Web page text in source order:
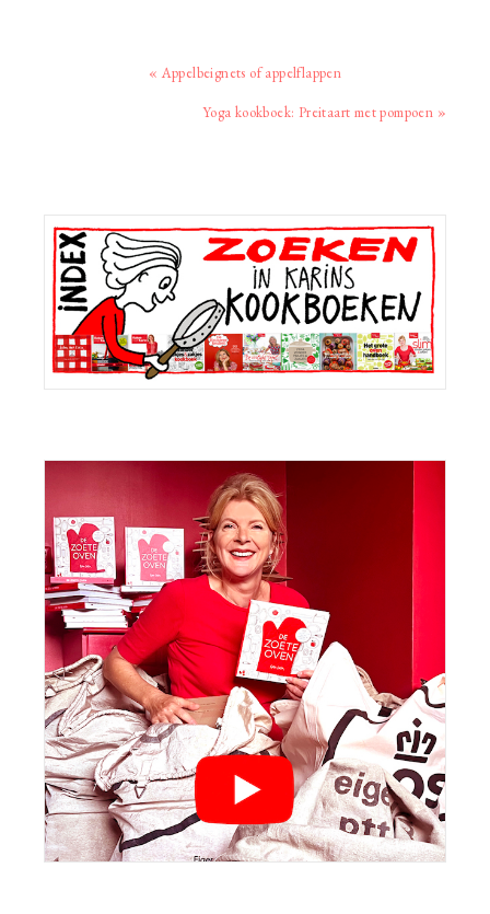
Vorig
« Appelbeignets of appelflappen
Volgend
Yoga kookboek: Preitaart met pompoen »
Primaire
Sidebar